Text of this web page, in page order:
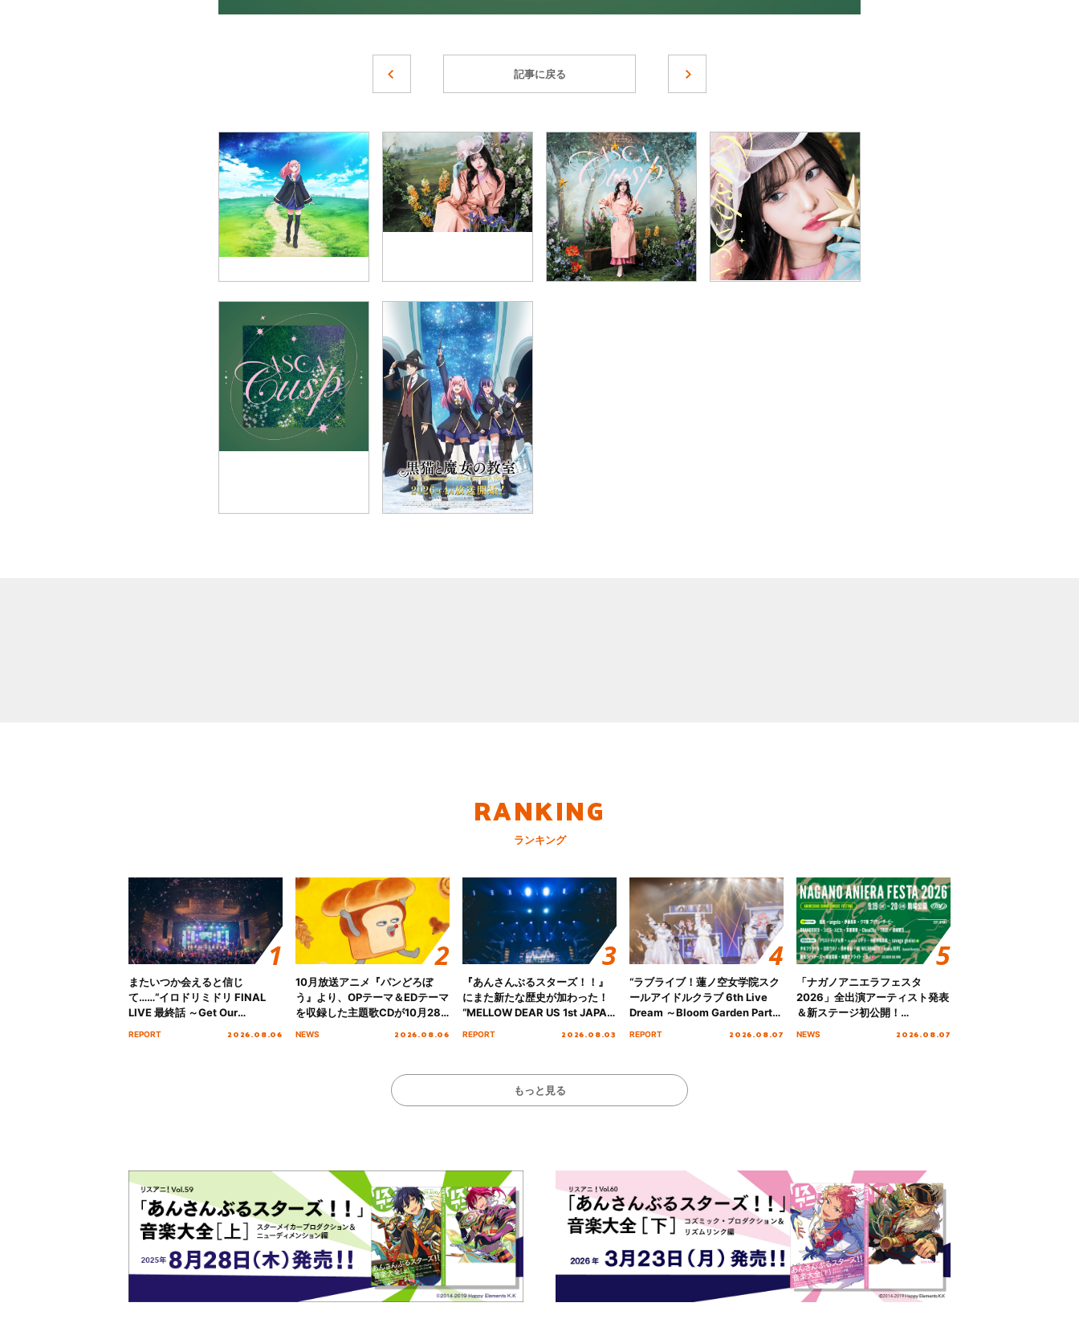
記事に戻る
RANKING
ランキング
またいつか会えると信じ
て……“イロドリミドリ FINAL
LIVE 最終話 ～Get Our
REPORT 2026.08.06
10月放送アニメ『パンどろぼ
う』より、OPテーマ＆EDテーマ
を収録した主題歌CDが10月28
NEWS 2026.08.06
『あんさんぶるスターズ！！』
にまた新たな歴史が加わった！
“MELLOW DEAR US 1st JAPAN
REPORT 2026.08.03
“ラブライブ！蓮ノ空女学院スク
ールアイドルクラブ 6th Live
Dream ～Bloom Garden Party
REPORT 2026.08.07
「ナガノアニエラフェスタ
2026」全出演アーティスト発表
＆新ステージ初公開！
NEWS 2026.08.07
もっと見る